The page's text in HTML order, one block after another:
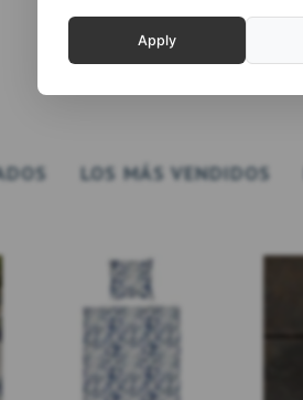
LOS MÁS VENDIDOS
Apply